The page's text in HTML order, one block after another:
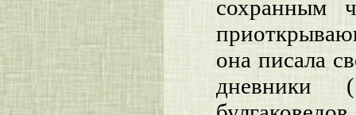
сохранным
она писала
дневники